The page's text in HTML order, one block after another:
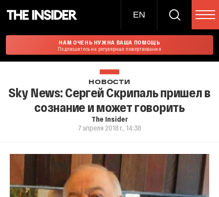
EN
НАМ ОЧЕНЬ НУЖНА ВАША ПОМОЩЬ
Подпишитесь на регулярные пожертвования
НОВОСТИ
Sky News: Сергей Скрипаль пришел в
сознание и может говорить
The Insider
7 апреля 2018 г., 14:38